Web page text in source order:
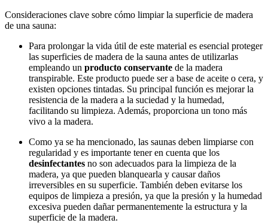
Consideraciones clave sobre cómo limpiar la superficie de madera
de una sauna:
Para prolongar la vida útil de este material es esencial proteger
las superficies de madera de la sauna antes de utilizarlas
empleando un producto conservante de la madera
transpirable. Este producto puede ser a base de aceite o cera, y
existen opciones tintadas. Su principal función es mejorar la
resistencia de la madera a la suciedad y la humedad,
facilitando su limpieza. Además, proporciona un tono más
vivo a la madera.
Como ya se ha mencionado, las saunas deben limpiarse con
regularidad y es importante tener en cuenta que los
desinfectantes no son adecuados para la limpieza de la
madera, ya que pueden blanquearla y causar daños
irreversibles en su superficie. También deben evitarse los
equipos de limpieza a presión, ya que la presión y la humedad
excesiva pueden dañar permanentemente la estructura y la
superficie de la madera.